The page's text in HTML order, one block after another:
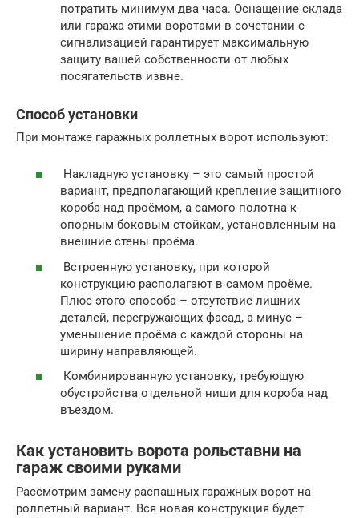
потратить минимум два часа. Оснащение склада
или гаража этими воротами в сочетании с
сигнализацией гарантирует максимальную
защиту вашей собственности от любых
посягательств извне.
Способ установки
При монтаже гаражных роллетных ворот используют:
Накладную установку – это самый простой
вариант, предполагающий крепление защитного
короба над проёмом, а самого полотна к
опорным боковым стойкам, установленным на
внешние стены проёма.
Встроенную установку, при которой
конструкцию располагают в самом проёме.
Плюс этого способа – отсутствие лишних
деталей, перегружающих фасад, а минус –
уменьшение проёма с каждой стороны на
ширину направляющей.
Комбинированную установку, требующую
обустройства отдельной ниши для короба над
въездом.
Как установить ворота рольставни на
гараж своими руками
Рассмотрим замену распашных гаражных ворот на
роллетный вариант. Вся новая конструкция будет